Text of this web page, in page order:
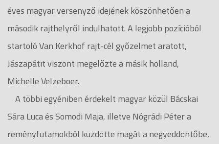
éves magyar versenyző idejének köszönhetően a
második rajthelyről indulhatott. A legjobb pozícióból
startoló Van Kerkhof rajt-cél győzelmet aratott,
Jászapátit viszont megelőzte a másik holland,
Michelle Velzeboer.
A többi egyéniben érdekelt magyar közül Bácskai
Sára Luca és Somodi Maja, illetve Nógrádi Péter a
reményfutamokból küzdötte magát a negyeddöntőbe,